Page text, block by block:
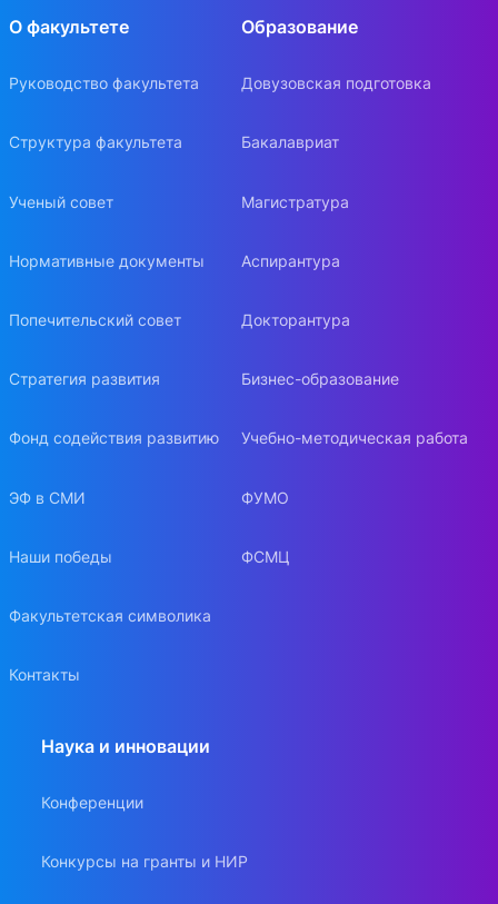
О факультете
Руководство факультета
Структура факультета
Ученый совет
Нормативные документы
Попечительский совет
Стратегия развития
Фонд содействия развитию
ЭФ в СМИ
Наши победы
Факультетская символика
Контакты
Образование
Довузовская подготовка
Бакалавриат
Магистратура
Аспирантура
Докторантура
Бизнес-образование
Учебно-методическая работа
ФУМО
ФСМЦ
Наука и инновации
Конференции
Конкурсы на гранты и НИР